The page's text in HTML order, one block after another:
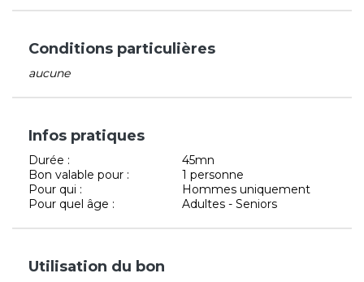
Conditions particulières
aucune
Infos pratiques
Durée :
45mn
Bon valable pour :
1 personne
Pour qui :
Hommes uniquement
Pour quel âge :
Adultes - Seniors
Utilisation du bon